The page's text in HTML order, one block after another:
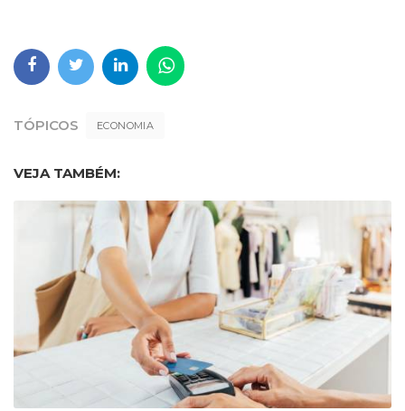
TÓPICOS ECONOMIA
VEJA TAMBÉM: